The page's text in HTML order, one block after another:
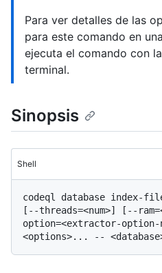
Para ver detalles de las
para este comando en
ejecuta el comando con
terminal.
Sinopsis
Shell
codeql database index-
[--threads=<num>] [--
option=<extractor-option-